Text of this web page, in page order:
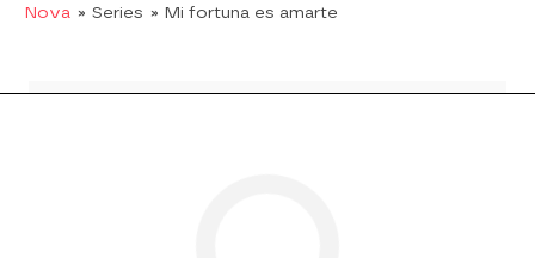
Nova » Series » Mi fortuna es amarte